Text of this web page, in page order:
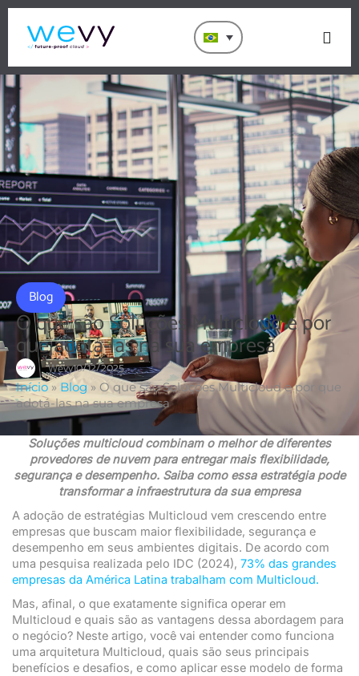
Blog
O que são Soluções Multicloud e por
que adotá-las na sua empresa
Wevy10/12/2025
Início» Blog » O que são Soluções Multicloud e por que
adotá-las na sua empresa
Soluções multicloud combinam o melhor de diferentes
provedores de nuvem para entregar mais flexibilidade,
segurança e desempenho. Saiba como essa estratégia pode
transformar a infraestrutura da sua empresa
A adoção de estratégias Multicloud vem crescendo entre
empresas que buscam maior flexibilidade, segurança e
desempenho em seus ambientes digitais. De acordo com
uma pesquisa realizada pelo IDC (2024), 73% das grandes
empresas da América Latina trabalham com Multicloud.
Mas, afinal, o que exatamente significa operar em
Multicloud e quais são as vantagens dessa abordagem para
o negócio? Neste artigo, você vai entender como funciona
uma arquitetura Multicloud, quais são seus principais
benefícios e desafios, e como aplicar esse modelo de forma